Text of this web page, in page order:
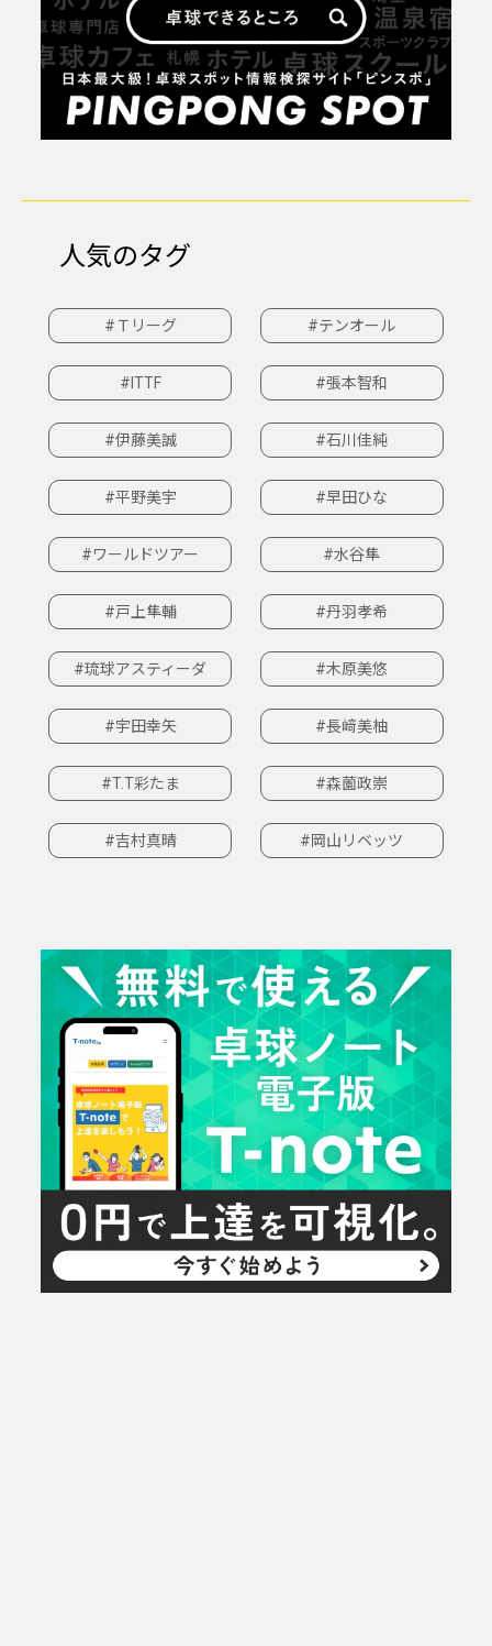
人気のタグ
#Ｔリーグ #テンオール
#ITTF #張本智和
#伊藤美誠 #石川佳純
#平野美宇 #早田ひな
#ワールドツアー #水谷隼
#戸上隼輔 #丹羽孝希
#琉球アスティーダ #木原美悠
#宇田幸矢 #長﨑美柚
#T.T彩たま #森薗政崇
#吉村真晴 #岡山リベッツ